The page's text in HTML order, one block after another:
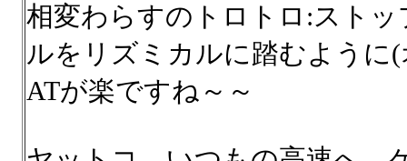
相変わらすのトロトロ:スト
ルをリズミカルに踏むように
ATが楽ですね～～